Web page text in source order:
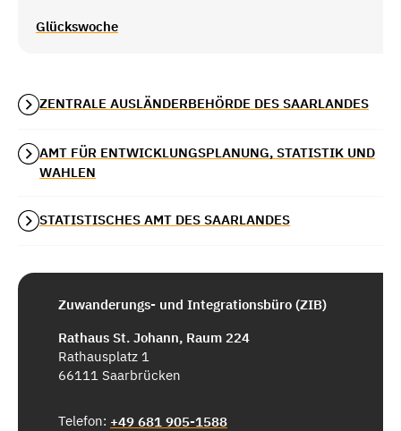
Glückswoche
ZENTRALE AUSLÄNDERBEHÖRDE DES SAARLANDES
AMT FÜR ENTWICKLUNGSPLANUNG, STATISTIK UND
WAHLEN
STATISTISCHES AMT DES SAARLANDES
Zuwanderungs- und Integrationsbüro (ZIB)
Rathaus St. Johann, Raum 224
Rathausplatz 1
66111 Saarbrücken
Telefon: +49 681 905-1588